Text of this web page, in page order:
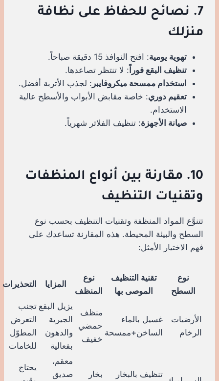
7. نصائح للحفاظ على نظافة
منزلك
تهوية يومية: افتح النوافذ 15 دقيقة صباحاً.
تنظيف البقع فوراً: لا تنتظر تصاعدها.
استخدام ممسحة ميكروفايبر : لجذب الأتربة أفضل.
تعقيم دوري: خاصة مقابض الأبواب والأسطح عالية
الاستخدام.
صيانة الأجهزة: تنظيف الفلاتر شهرياً.
10. مقارنة بين أنواع المنظفات
وتقنيات التنظيف
تتنوَّع المواد المنظفة وتقنيات التنظيف بحسب نوع
السطح والبيئة المحيطة. هذه المقارنة تساعدك على
فهم الاختيار الأمثل:
نوع
السطح
تقنية التنظيف
الموصى بها
نوع
المنظف
المزايا التحذيرات
الأرضيات
الرخام
غسيل بالماء
الساخن+ممسحة
منظف
حمضي
خفيف
يزيل البقع
الجيرية
والدهون
بفعالية
تجنب
التعرض
المطوّل
للخامات
تنظيف بالبخار بخار
معقم،
صديق
يحتاج